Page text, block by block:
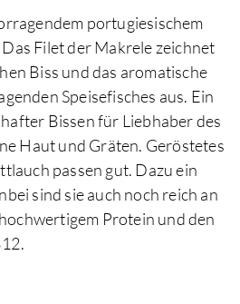
portugiesischem
Filet der Makrele zeichnet
Biss und das aromatische
Speisefisches aus. Ein
Bissen für Liebhaber des
Haut und Gräten. Geröstetes
passen gut. Dazu ein
sind sie auch noch reich an
Protein und den